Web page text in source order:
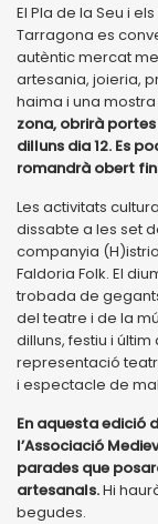
El Pla de la Seu i
Tarragona es
autèntic mercat
artesania, joieria,
haima i una mostra
zona, obrirà
dilluns dia 12. Es
romandrà obert
Les activitats
dissabte a les set
companyia
Faldoria Folk. El
trobada de
del teatre i de la
dilluns, festiu i
representació
i espectacle de
En aquesta edició
l’Associació
parades que
artesanals.Hi
begudes.